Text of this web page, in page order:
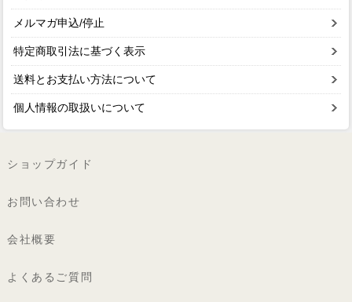
メルマガ申込/停止
特定商取引法に基づく表示
送料とお支払い方法について
個人情報の取扱いについて
ショップガイド
お問い合わせ
会社概要
よくあるご質問